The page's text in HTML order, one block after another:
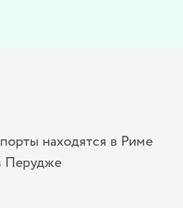
находятся в Риме
Перудже